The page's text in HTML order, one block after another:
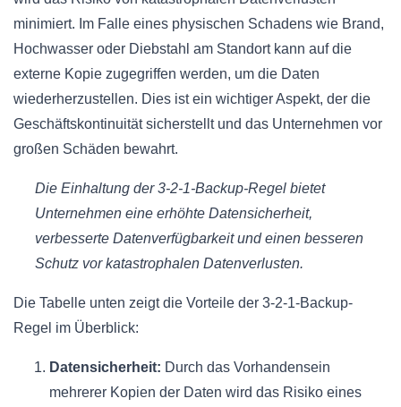
minimiert. Im Falle eines physischen Schadens wie Brand,
Hochwasser oder Diebstahl am Standort kann auf die
externe Kopie zugegriffen werden, um die Daten
wiederherzustellen. Dies ist ein wichtiger Aspekt, der die
Geschäftskontinuität sicherstellt und das Unternehmen vor
großen Schäden bewahrt.
Die Einhaltung der 3-2-1-Backup-Regel bietet
Unternehmen eine erhöhte Datensicherheit,
verbesserte Datenverfügbarkeit und einen besseren
Schutz vor katastrophalen Datenverlusten.
Die Tabelle unten zeigt die Vorteile der 3-2-1-Backup-
Regel im Überblick:
Datensicherheit: Durch das Vorhandensein
mehrerer Kopien der Daten wird das Risiko eines